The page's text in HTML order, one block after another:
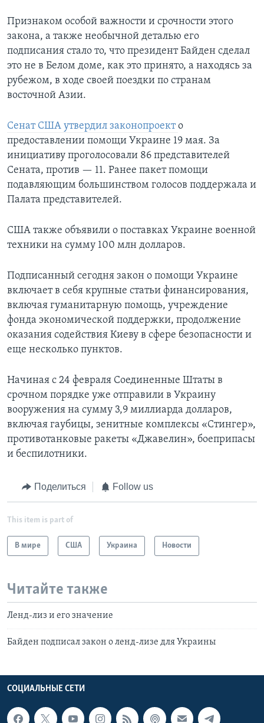
Признаком особой важности и срочности этого
закона, а также необычной деталью его
подписания стало то, что президент Байден сделал
это не в Белом доме, как это принято, а находясь за
рубежом, в ходе своей поездки по странам
восточной Азии.
Сенат CША утвердил законопроекто
предоставлении помощи Украине 19 мая. За
инициативу проголосовали 86 представителей
Сената, против — 11. Ранее пакет помощи
подавляющим большинством голосов поддержала и
Палата представителей.
США также объявили о поставках Украине военной
техники на сумму 100 млн долларов.
Подписанный сегодня закон о помощи Украине
включает в себя крупные статьи финансирования,
включая гуманитарную помощь, учреждение
фонда экономической поддержки, продолжение
оказания содействия Киеву в сфере безопасности и
еще несколько пунктов.
Начиная с 24 февраля Соединенные Штаты в
срочном порядке уже отправили в Украину
вооружения на сумму 3,9 миллиарда долларов,
включая гаубицы, зенитные комплексы «Стингер»,
противотанковые ракеты «Джавелин», боеприпасы
и беспилотники.
Поделиться Follow us
This item is part of
В мире США Украина Новости
Читайте также
Ленд-лиз и его значение
Байден подписал закон о ленд-лизе для Украины
СОЦИАЛЬНЫЕ СЕТИ